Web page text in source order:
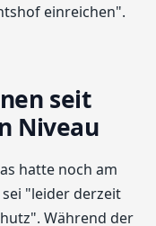
einreichen".
seit
Niveau
hatte noch am
"leider derzeit
Während der